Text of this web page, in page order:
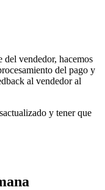
del vendedor, hacemos
del pago y
al vendedor al
y tener que